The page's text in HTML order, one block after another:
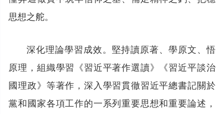
思想之舵。
深化理論學習成效。堅持讀原著、學原文、悟
原理，組織學習《習近平著作選讀》《習近平談治
國理政》等著作，深入學習貫徹習近平總書記關於
黨和國家各項工作的一系列重要思想和重要論述，